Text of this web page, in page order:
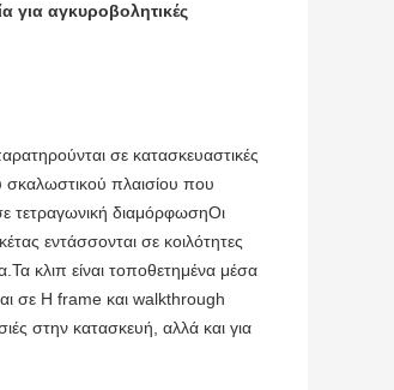
για αγκυροβολητικές
σε κατασκευαστικές
σκαλωστικού πλαισίου που
τετραγωνική διαμόρφωσηΟι
εντάσσονται σε κοιλότητες
κλιπ είναι τοποθετημένα μέσα
σε H frame και walkthrough
στην κατασκευή, αλλά και για